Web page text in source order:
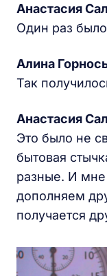
Анастасия
Один раз
Алина
Так
Анастасия
Это было не
бытовая
разные. И мне
дополняем
получается